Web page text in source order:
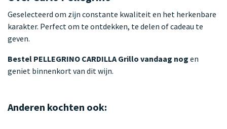
Geselecteerd om zijn constante kwaliteit en het herkenbare
karakter. Perfect om te ontdekken, te delen of cadeau te
geven.
Bestel PELLEGRINO CARDILLA Grillo vandaag nog en
geniet binnenkort van dit wijn.
Anderen kochten ook: